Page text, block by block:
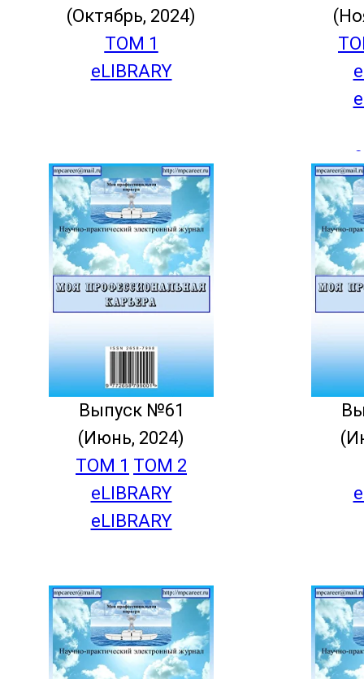
(Октябрь, 2024)
ТОМ 1
eLIBRARY
Выпуск №61
(Июнь, 2024)
ТОМ 1 ТОМ 2
eLIBRARY
eLIBRARY